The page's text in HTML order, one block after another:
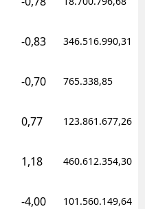
-0,83 346.516.990,31
-0,70 765.338,85
0,77 123.861.677,26
1,18 460.612.354,30
-4,00 101.560.149,64